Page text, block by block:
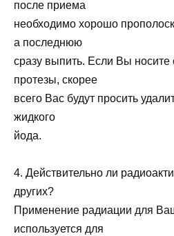
после приема
необходимо хорошо
а последнюю
сразу выпить. Если Вы
протезы, скорее
всего Вас будут просить
жидкого
йода.
4. Действительно ли
других?
Применение радиации для
используется для